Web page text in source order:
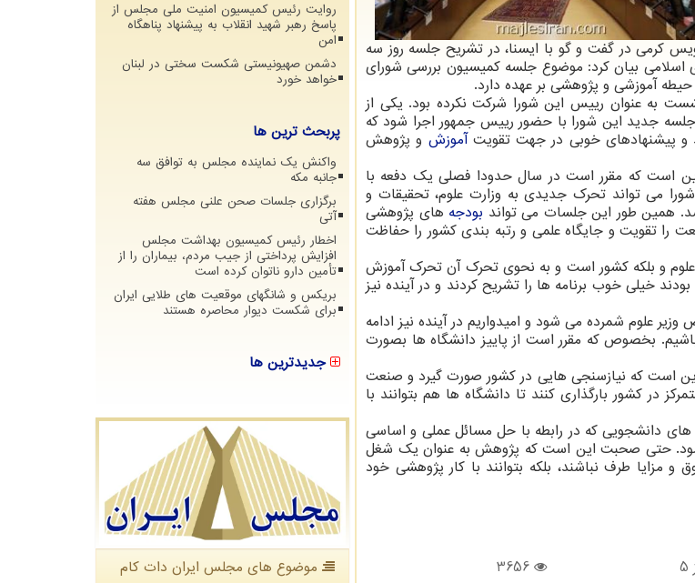
کرمی در گفت و گو با ایسنا، در تشریح جلسه روز سه
اسلامی بیان کرد: موضوع جلسه کمیسیون بررسی شورای
آموزشی و پژوهشی بر عهده دارد.
در این نشست به عنوان رییس این شورا شرکت نکرده بود. یکی از
جلسه جدید این شورا با حضور رییس جمهور اجرا شود که
و پیشنهادهای خوبی در جهت تقویتآموزش و پژوهش
است که مقرر است در سال حدودا فصلی یک دفعه با
می تواند تحرک جدیدی به وزارت علوم، تحقیقات و
همین طور این جلسات می تواند بودجه های پژوهشی
را تقویت و جایگاه علمی و رتبه بندی کشور را حفاظت
و بلکه کشور است و به نحوی تحرک آن تحرک آموزش
خیلی خوب برنامه ها را تشریح کردند و در آینده نیز
علوم شمرده می شود و امیدواریم در آینده نیز ادامه
بخصوص که مقرر است از پاییز دانشگاه ها بصورت
است که نیازسنجی هایی در کشور صورت گیرد و صنعت
در کشور بارگذاری کنند تا دانشگاه ها هم بتوانند با
دانشجویی که در رابطه با حل مسائل عملی و اساسی
حتی صحبت این است که پژوهش به عنوان یک شغل
طرف نباشند، بلکه بتوانند با کار پژوهشی خود
3656
روایت رئیس کمیسیون امنیت ملی مجلس از
پاسخ رهبر شهید انقلاب به پیشنهاد پناهگاه
امن
دشمن صهیونیستی شکست سختی در لبنان
خواهد خورد
پربحث ترین ها
واکنش یک نماینده مجلس به توافق سه
جانبه مکه
برگزاری جلسات صحن علنی مجلس هفته
آتی
اخطار رئیس کمیسیون بهداشت مجلس
افزایش پرداختی از جیب مردم، بیماران را از
تأمین دارو ناتوان کرده است
بریکس و شانگهای موقعیت های طلایی ایران
برای شکست دیوار محاصره هستند
جدیدترین ها
موضوع های مجلس ایران دات كام